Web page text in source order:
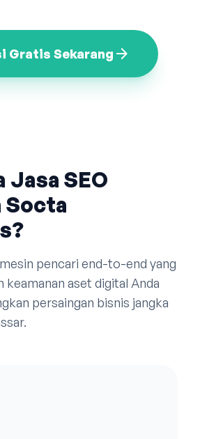
Gratis Sekarang arrow_forward
Jasa SEO
Socta
pencari end-to-end yang
keamanan aset digital Anda
persaingan bisnis jangka